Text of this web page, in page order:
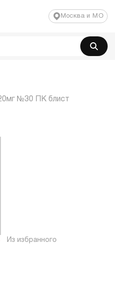
Москва и МО
№30 ПК блист
Из избранного